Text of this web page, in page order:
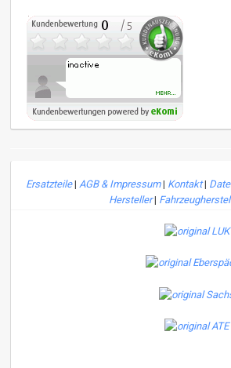
Ersatzteile| AGB & Impressum| Kontakt|
Hersteller|